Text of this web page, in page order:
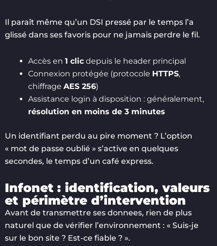
Il paraît même qu’un DSI pressé par le temps l’a
glissé dans ses favoris pour ne jamais perdre le fil.
Accès en 1 clic depuis le header principal
Connexion protégée (protocole HTTPS,
chiffrage AES 256)
Assistance login à disposition : généralement,
résolution en moins de 3 minutes
Un identifiant perdu au pire moment ? L’option
« mot de passe oublié » s’active en quelques
secondes, le temps d’un café express.
Infonet : identification, valeurs
et périmètre d’intervention
Avant de transmettre ses donnees, rien de plus
naturel que de vérifier l’environnement : « Suis-je
sur le bon site ? Est-ce fiable ? ».